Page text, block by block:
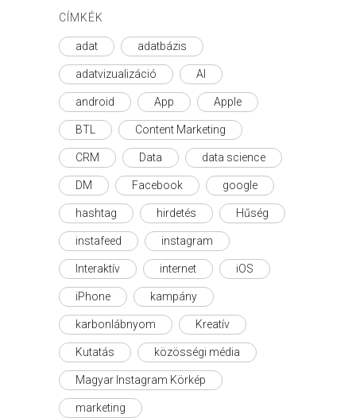
CÍMKÉK
adat adatbázis
adatvizualizáció AI
android App Apple
BTL Content Marketing
CRM Data data science
DM Facebook google
hashtag hirdetés Hűség
instafeed instagram
Interaktív internet iOS
iPhone kampány
karbonlábnyom Kreatív
Kutatás közösségi média
Magyar Instagram Körkép
marketing